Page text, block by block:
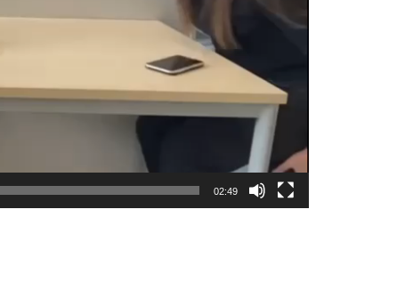
02:49